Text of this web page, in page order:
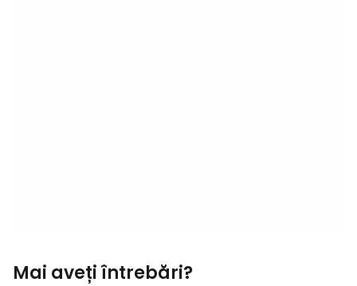
Mai aveți întrebări?